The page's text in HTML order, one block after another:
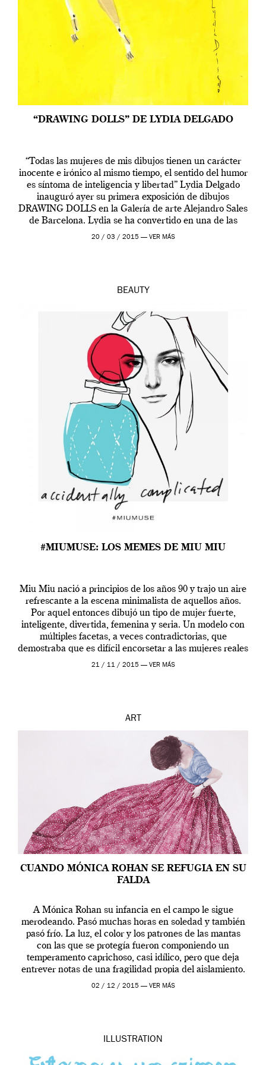
“DRAWING DOLLS” DE LYDIA DELGADO
“Todas las mujeres de mis dibujos tienen un carácter
inocente e irónico al mismo tiempo, el sentido del humor
es síntoma de inteligencia y libertad” Lydia Delgado
inauguró ayer su primera exposición de dibujos
DRAWING DOLLS en la Galería de arte Alejandro Sales
de Barcelona. Lydia se ha convertido en una de las
figuras más […]
20 / 03 / 2015 — VER MÁS
BEAUTY
#MIUMUSE: LOS MEMES DE MIU MIU
Miu Miu nació a principios de los años 90 y trajo un aire
refrescante a la escena minimalista de aquellos años.
Por aquel entonces dibujó un tipo de mujer fuerte,
inteligente, divertida, femenina y seria. Un modelo con
múltiples facetas, a veces contradictorias, que
demostraba que es difícil encorsetar a las mujeres reales
en patrones monolíticos. Ahora, […]
21 / 11 / 2015 — VER MÁS
ART
CUANDO MÓNICA ROHAN SE REFUGIA EN SU
FALDA
A Mónica Rohan su infancia en el campo le sigue
merodeando. Pasó muchas horas en soledad y también
pasó frío. La luz, el color y los patrones de las mantas
con las que se protegía fueron componiendo un
temperamento caprichoso, casi idílico, pero que deja
entrever notas de una fragilidad propia del aislamiento.
Mónica se […]
02 / 12 / 2015 — VER MÁS
ILLUSTRATION